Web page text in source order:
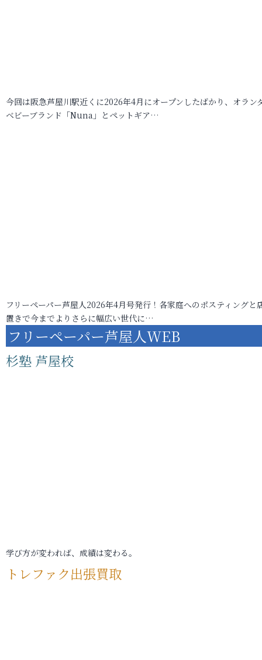
今回は阪急芦屋川駅近くに2026年4月にオープンしたばかり、オラン
ベビーブランド「Nuna」とペットギア…
フリーペーパー芦屋人2026年4月号発行！各家庭へのポスティングと
置きで今までよりさらに幅広い世代に…
フリーペーパー芦屋人WEB
杉塾 芦屋校
学び方が変われば、成績は変わる。
トレファク出張買取